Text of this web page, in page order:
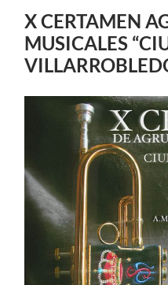
móvil
X CERTAMEN
MUSICALES